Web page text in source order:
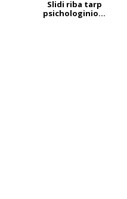
Slidi riba tarp
psichologinio...